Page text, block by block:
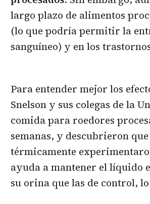
largo plazo de alimentos
(lo que podría permitir la
sanguíneo) y en los
Para entender mejor los
Snelson y sus colegas de la
comida para roedores
semanas, y descubrieron
térmicamente
ayuda a mantener el líquido
su orina que las de control,